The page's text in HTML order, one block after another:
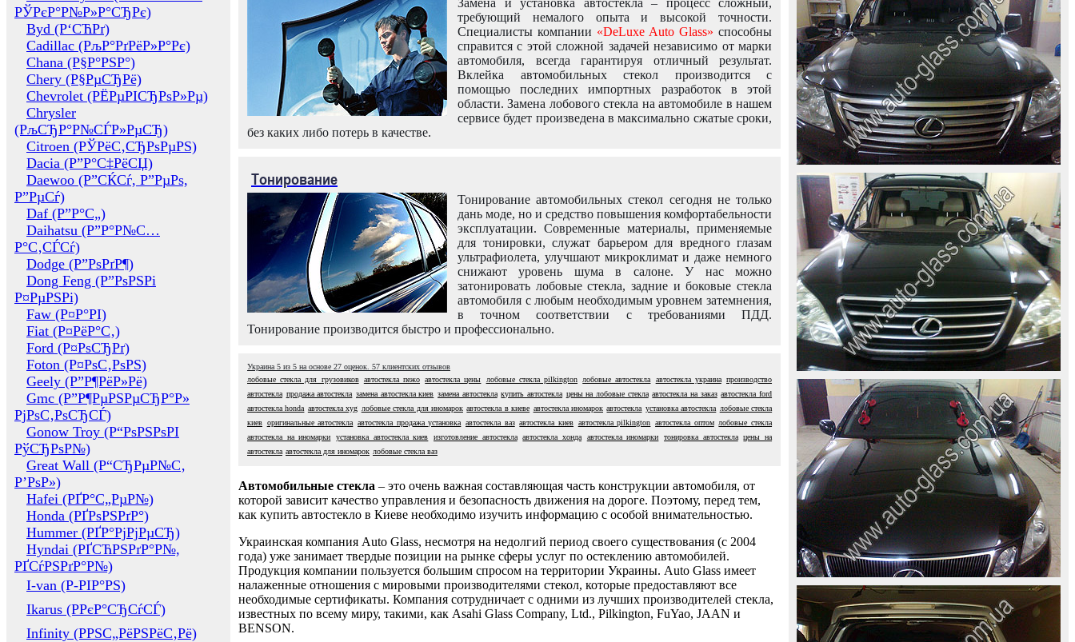
РЎРєР°Р№Р»Р°СЂРє)
Byd (Р‘СЋРґ)
Cadillac (РљР°РґРёР»Р°Рє)
Chana (Р§Р°РЅР°)
Chery (Р§РµСЂРё)
Chevrolet (РЁРµРІСЂРѕР»Рµ)
Chrysler
(РљСЂР°Р№СЃР»РµСЂ)
Citroen (РЎРёС‚СЂРѕРµРЅ)
Dacia (Р”Р°С‡РёСЏ)
Daewoo (Р”СЌСѓ, Р”РµРѕ,
Р”РµСѓ)
Daf (Р”Р°С„)
Daihatsu (Р”Р°Р№С…
Р°С‚СЃСѓ)
Dodge (Р”РѕРґР¶)
Dong Feng (Р”РѕРЅРі
Р¤РµРЅРі)
Faw (Р¤Р°РІ)
Fiat (Р¤РёР°С‚)
Ford (Р¤РѕСЂРґ)
Foton (Р¤РѕС‚РѕРЅ)
Geely (Р”Р¶РёР»Рё)
Gmc (Р”Р¶РµРЅРµСЂР°Р»
РјРѕС‚РѕСЂСЃ)
Gonow Troy (Р“РѕРЅРѕРІ
РўСЂРѕР№)
Great Wall (Р“СЂРµР№С‚
Р’РѕР»)
Hafei (РҐР°С„РµР№)
Honda (РҐРѕРЅРґР°)
Hummer (РҐР°РјРјРµСЂ)
Hyndai (РҐСЋРЅРґР°Р№,
РҐСѓРЅРґР°Р№)
I-van (Р-РІР°РЅ)
Ikarus (РРєР°СЂСѓСЃ)
Infinity (РРЅС„РёРЅРёС‚Рё)
Замена и установка автостекла – процесс сложный,
требующий немалого опыта и высокой точности.
Специалисты компании «DeLuxe Auto Glass» способны
справится с этой сложной задачей независимо от марки
автомобиля, всегда гарантируя отличный результат.
Вклейка автомобильных стекол производится с
помощью последних импортных разработок в этой
области. Замена лобового стекла на автомобиле в нашем
сервисе будет произведена в максимально сжатые сроки,
без каких либо потерь в качестве.
Тонирование
Тонирование автомобильных стекол сегодня не только
дань моде, но и средство повышения комфортабельности
эксплуатации. Современные материалы, применяемые
для тонировки, служат барьером для вредного глазам
ультрафиолета, улучшают микроклимат и даже немного
снижают уровень шума в салоне. У нас можно
затонировать лобовые стекла, задние и боковые стекла
автомобиля с любым необходимым уровнем затемнения,
в точном соответствии с требованиями ПДД.
Тонирование производится быстро и профессионально.
Украина 5 из 5 на основе 27 оценок. 57 клиентских отзывов
лобовые стекла для грузовиков автостекла пежо автостекла цены лобовые стекла pilkington лобовые автостекла автостекла украина производство
автостекла продажа автостекла замена автостекла киев замена автостекла купить автостекла цены на лобовые стекла автостекла на заказ автостекла ford
автостекла honda автостекла xyg лобовые стекла для иномарок автостекла в киеве автостекла иномарок автостекла установка автостекла лобовые стекла
киев оригинальные автостекла автостекла продажа установка автостекла ваз автостекла киев автостекла pilkington автостекла оптом лобовые стекла
автостекла на иномарки
установка автостекла киев изготовление автостекла автостекла хонда автостекла иномарки тонировка автостекла
цены на
автостекла автостекла для иномарок лобовые стекла ваз
Автомобильные стекла – это очень важная составляющая часть конструкции автомобиля, от
которой зависит качество управления и безопасность движения на дороге. Поэтому, перед тем,
как купить автостекло в Киеве необходимо изучить информацию с особой внимательностью.
Украинская компания Auto Glass, несмотря на недолгий период своего существования (с 2004
года) уже занимает твердые позиции на рынке сферы услуг по остеклению автомобилей.
Продукция компании пользуется большим спросом на территории Украины. Auto Glass имеет
налаженные отношения с мировыми производителями стекол, которые предоставляют все
необходимые сертификаты. Компания сотрудничает с одними из лучших производителей стекла,
известных по всему миру, такими, как Asahi Glass Company, Ltd., Pilkington, FuYao, JAAN и
BENSON.